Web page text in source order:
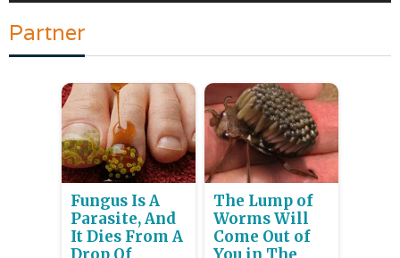
Partner
Fungus Is A
Parasite, And
It Dies From A
The Lump of
Worms Will
Come Out of